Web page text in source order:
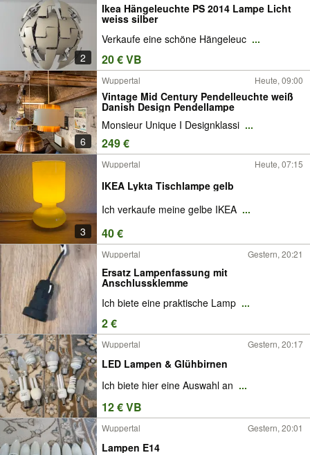
2
Ikea Hängeleuchte PS 2014 Lampe Licht
weiss silber
Verkaufe eine schöne Hängeleuc ...
20 € VB
6
Wuppertal Heute, 09:00
Vintage Mid Century Pendelleuchte weiß
Danish Design Pendellampe
Monsieur Unique I Designklassi ...
249 €
3
Wuppertal Heute, 07:15
IKEA Lykta Tischlampe gelb
Ich verkaufe meine gelbe IKEA ...
40 €
Wuppertal Gestern, 20:21
Ersatz Lampenfassung mit
Anschlussklemme
Ich biete eine praktische Lamp ...
2 €
Wuppertal Gestern, 20:17
LED Lampen & Glühbirnen
Ich biete hier eine Auswahl an ...
12 € VB
Wuppertal Gestern, 20:01
Lampen E14